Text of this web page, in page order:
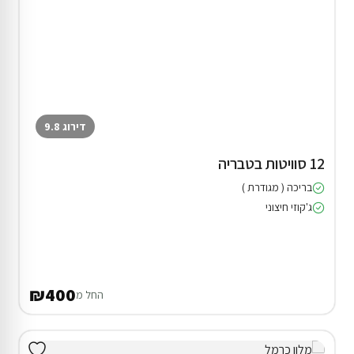
דירוג 9.8
12 סוויטות בטבריה
בריכה ( מגודרת )
ג'קוזי חיצוני
החל מ₪400